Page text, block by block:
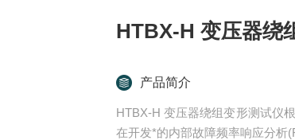
HTBX-H 变压器绕
产品简介
HTBX-H 变压器绕组变形测试仪
在开发*的内部故障频率响应分析